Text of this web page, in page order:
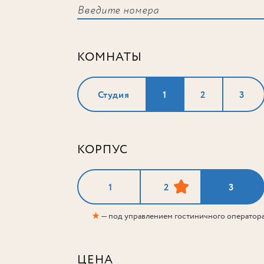
КОМНАТЫ
Студия 1 2 3
КОРПУС
1 2 3
★— под управлением гостиничного
ЦЕНА